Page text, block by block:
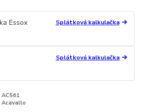
Splátková kalkulačka
Splátková kalkulačka
AC561
Acavallo